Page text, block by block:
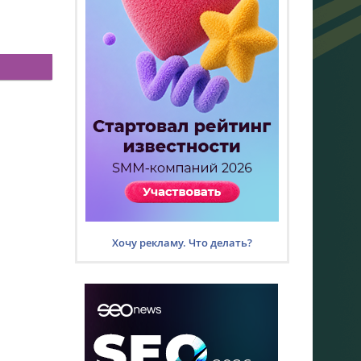
Хочу рекламу. Что делать?